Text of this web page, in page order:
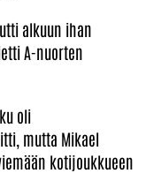
alkuun ihan
A-nuorten
oli
mutta Mikael
kotijoukkueen